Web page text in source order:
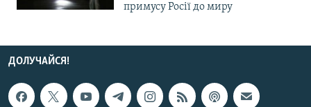
примусу Росії до миру
ДОЛУЧАЙСЯ!